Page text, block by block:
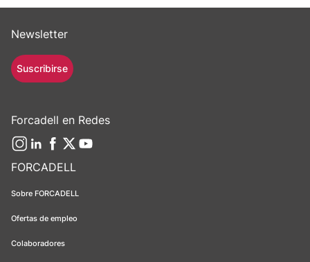
FORCADELL
Sobre FORCADELL
Ofertas de empleo
Colaboradores
Newsletter
Suscribirse
Forcadell en Redes